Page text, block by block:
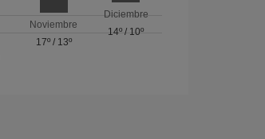
Noviembre
17º/ 13º
Diciembre
14º / 10º